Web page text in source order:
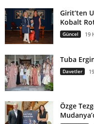
Girit’ten
Kobalt
Güncel 19
Tuba
Davetler
Özge